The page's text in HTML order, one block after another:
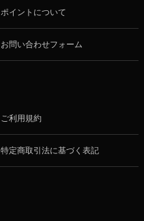
ポイントについて
お問い合わせフォーム
ご利用規約
特定商取引法に基づく表記